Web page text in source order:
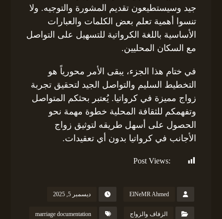
جيد وسيستطيعون تقديم المشورة والتوجيه. ولا
تنسوا أهمية تعلم بعض الكلمات والعبارات
الأساسية باللغة الكرواتية للتسهيل على التواصل
مع السكان المحليين.
في ختام هذا الجزء، يبقى الأمر محورياً هو
التخطيط السليم والتواصل الجيد لتحقيق تجربة
زواج مميزة في كرواتيا. يُعتبر بحثكم المتواصل
وتفهمكم للثقافة المحلية خطوة مهمة نحو
الحصول على أسهل طريقه لتوثيق زواج
الأجانب في كرواتيا بدون أي تعقيدات.
Post Views:
ElNeMR Ahmed ديسمبر 5, 2025
الزفاف والزواج marriage documentation